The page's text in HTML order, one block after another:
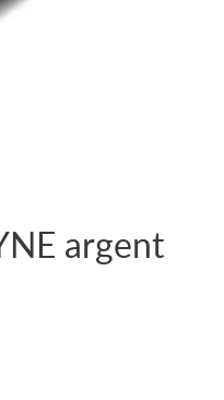
argent